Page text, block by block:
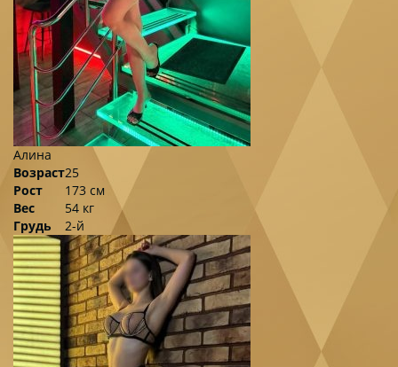
Алина
Возраст25
Рост
173 см
Вес
54 кг
Грудь
2-й